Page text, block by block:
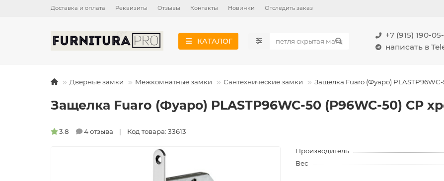
Доставка и оплата Реквизиты Отзывы Контакты Новинки Отследить заказ
КАТАЛОГ
+7 (915) 190-
написать в
Дверные замки Межкомнатные замки Сантехнические замки Защелка Fuaro (Фуаро)
Защелка Fuaro (Фуаро) PLASTP96WC-50 (P96WC-50) CP
3.8 4 отзыва Код товара: 33613
Производитель
Вес